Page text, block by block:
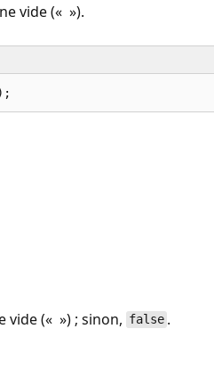
vide (« »).
vide (« ») ; sinon, false.